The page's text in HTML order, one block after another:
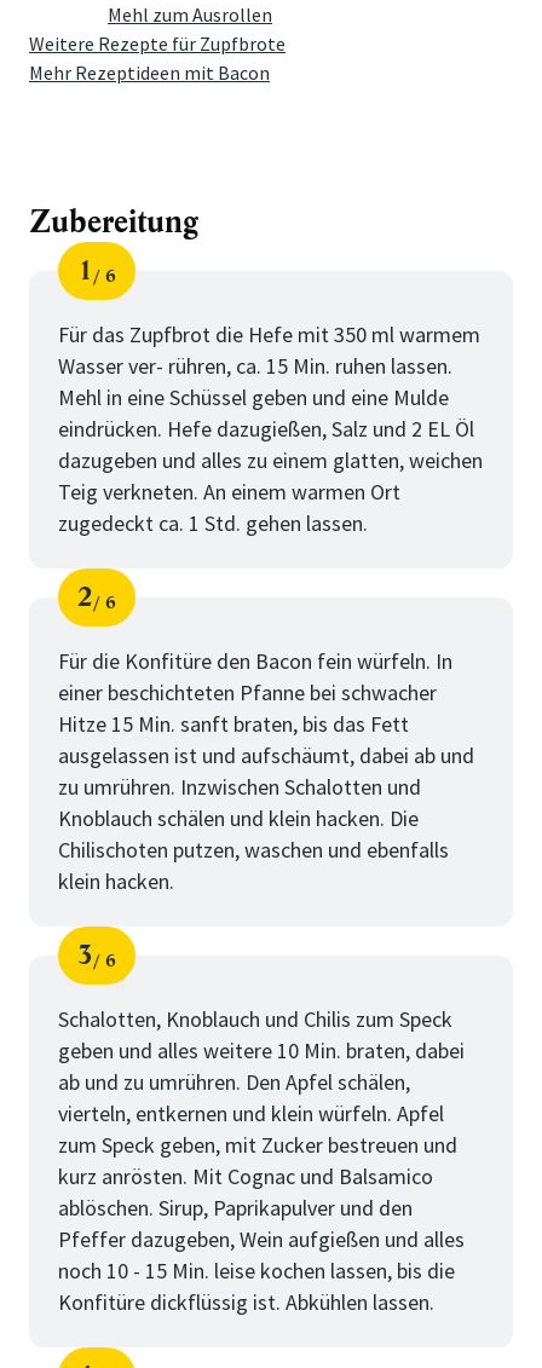
Mehl zum Ausrollen
Weitere Rezepte für Zupfbrote
Mehr Rezeptideen mit Bacon
Zubereitung
Schritt
1
von
6
Für das Zupfbrot die Hefe mit 350 ml warmem
Wasser ver- rühren, ca. 15 Min. ruhen lassen.
Mehl in eine Schüssel geben und eine Mulde
eindrücken. Hefe dazugießen, Salz und 2 EL Öl
dazugeben und alles zu einem glatten, weichen
Teig verkneten. An einem warmen Ort
zugedeckt ca. 1 Std. gehen lassen.
Schritt
2
von
6
Für die Konfitüre den Bacon fein würfeln. In
einer beschichteten Pfanne bei schwacher
Hitze 15 Min. sanft braten, bis das Fett
ausgelassen ist und aufschäumt, dabei ab und
zu umrühren. Inzwischen Schalotten und
Knoblauch schälen und klein hacken. Die
Chilischoten putzen, waschen und ebenfalls
klein hacken.
Schritt
3
von
6
Schalotten, Knoblauch und Chilis zum Speck
geben und alles weitere 10 Min. braten, dabei
ab und zu umrühren. Den Apfel schälen,
vierteln, entkernen und klein würfeln. Apfel
zum Speck geben, mit Zucker bestreuen und
kurz anrösten. Mit Cognac und Balsamico
ablöschen. Sirup, Paprikapulver und den
Pfeffer dazugeben, Wein aufgießen und alles
noch 10 - 15 Min. leise kochen lassen, bis die
Konfitüre dickflüssig ist. Abkühlen lassen.